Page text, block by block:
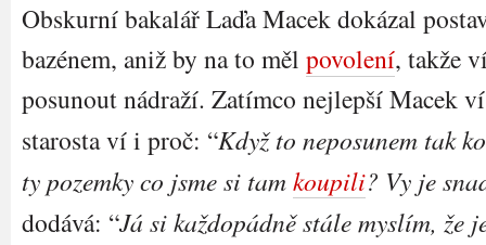
Obskurní bakalář Laďa Macek dokázal
bazénem, aniž by na to měl povolení, takže
posunout nádraží. Zatímco nejlepší Macek
starosta ví i proč: “Když to neposunem tak
ty pozemky co jsme si tamkoupili? Vy je
dodává: “Já si každopádně stále myslím, že